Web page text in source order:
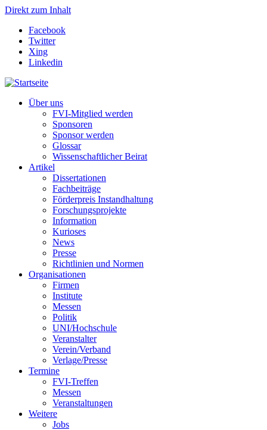
Direkt zum Inhalt
Facebook
Twitter
Xing
Linkedin
Über uns
FVI-Mitglied werden
Sponsoren
Sponsor werden
Glossar
Wissenschaftlicher Beirat
Artikel
Dissertationen
Fachbeiträge
Förderpreis Instandhaltung
Forschungsprojekte
Information
Kurioses
News
Presse
Richtlinien und Normen
Organisationen
Firmen
Institute
Messen
Politik
UNI/Hochschule
Veranstalter
Verein/Verband
Verlage/Presse
Termine
FVI-Treffen
Messen
Veranstaltungen
Weitere
Jobs